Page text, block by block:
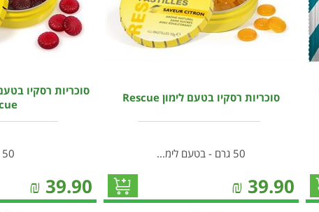
סוכריות רסקיו בטעם לימון Rescue
50 גרם - בטעם לימ...
39.90
₪
סוכריות רסקיו
50 גרם
39.90
₪